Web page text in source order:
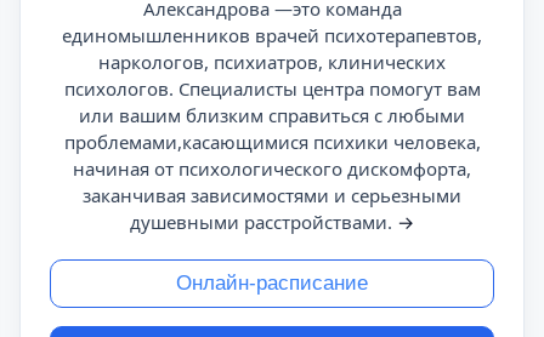
Александрова —это команда
единомышленников врачей психотерапевтов,
наркологов, психиатров, клинических
психологов. Специалисты центра помогут вам
или вашим близким справиться с любыми
проблемами,касающимися психики человека,
начиная от психологического дискомфорта,
заканчивая зависимостями и серьезными
душевными расстройствами. →
Онлайн-расписание